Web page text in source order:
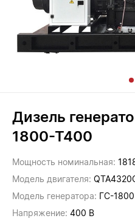
Дизель
1800-Т400
Мощность номинальная:
Модель двигателя:
Модель генератора: ГС-1800
Напряжение: 400 В